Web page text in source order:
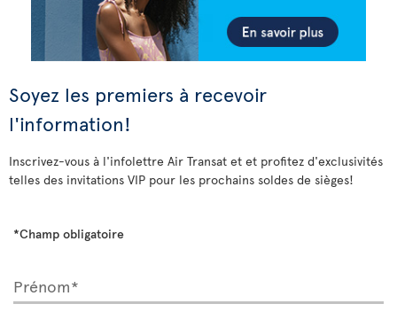
Soyez les premiers à recevoir
l'information!
Inscrivez-vous à l'infolettre Air Transat et et profitez d'exclusivités
telles des invitations VIP pour les prochains soldes de sièges!
*Champ obligatoire
Prénom*